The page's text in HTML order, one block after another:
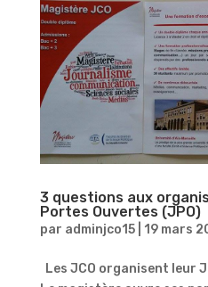
3 questions aux
Portes Ouvertes (JPO)
par adminjco15| 19 mars
Les JCO